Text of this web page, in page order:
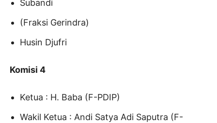
Subandi
(Fraksi Gerindra)
Husin Djufri
Komisi 4
Ketua : H. Baba (F-PDIP)
Wakil Ketua : Andi Satya Adi Saputra (F-